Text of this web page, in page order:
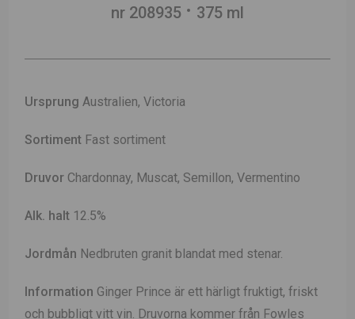
nr 208935
375 ml
Ursprung Australien, Victoria
Sortiment Fast sortiment
Druvor Chardonnay, Muscat, Semillon, Vermentino
Alk. halt 12.5%
Jordmån Nedbruten granit blandat med stenar.
Information Ginger Prince är ett härligt fruktigt, friskt
och bubbligt vitt vin. Druvorna kommer från Fowles